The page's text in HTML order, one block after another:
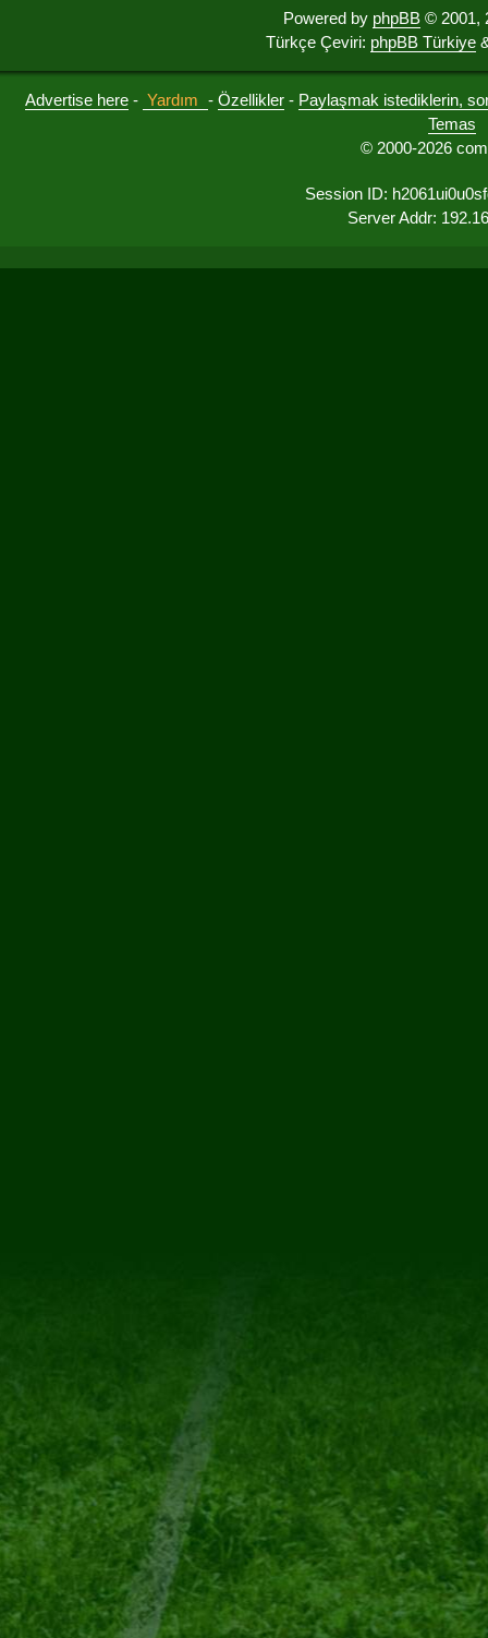
Powered by phpBB © 2001,
Türkçe Çeviri: phpBB Türkiye
Advertise here - Yardım - Özellikler - Paylaşmak istediklerin,
Temas
© 2000-2026
Session ID:
Server Addr: